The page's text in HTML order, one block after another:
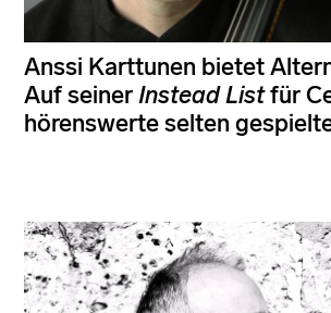
Anssi Karttunen bietet
Auf seinerInstead Listfür
hörenswerte selten